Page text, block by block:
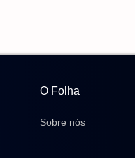
O Folha
Sobre nós